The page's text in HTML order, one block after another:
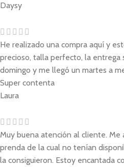
Daysy
He realizado una compra aquí y
precioso, talla perfecto, la entrega
domingo y me llegó un martes a
Super contenta
Laura
Muy buena atención al cliente.
prenda de la cual no tenían
la consiguieron. Estoy encantada